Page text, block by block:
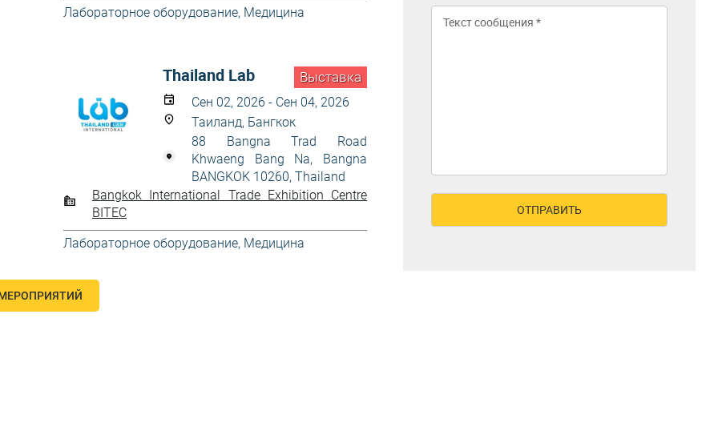
Лабораторное оборудование, Медицина
Выставка
Thailand Lab
Сен 02, 2026 - Сен 04, 2026
Таиланд, Бангкок
88 Bangna Trad Road
Khwaeng Bang Na, Bangna
BANGKOK 10260, Thailand
Bangkok International Trade Exhibition Centre
BITEC
Лабораторное оборудование, Медицина